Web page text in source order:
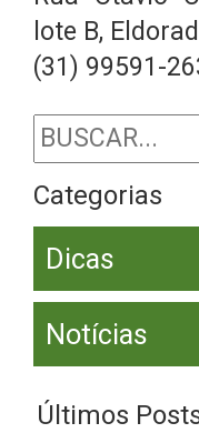
lote B,
(31) 99591-
Categorias
Dicas
Notícias
Últimos